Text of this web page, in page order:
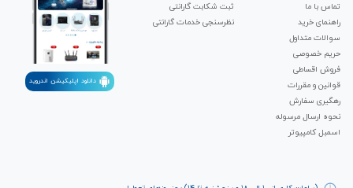
تماس با ما
راهنمای خرید
سوالات متداول
حریم خصوصی
فروش اقساطی
قوانین و مقررات
رهگیری سفارش
نحوه ارسال مرسوله
اسمبل کامپیوتر
ثبت شکابت‌ گارانتی
نظرسنجی خدمات گارانتی
دانلود اپلیکیشن اندروید